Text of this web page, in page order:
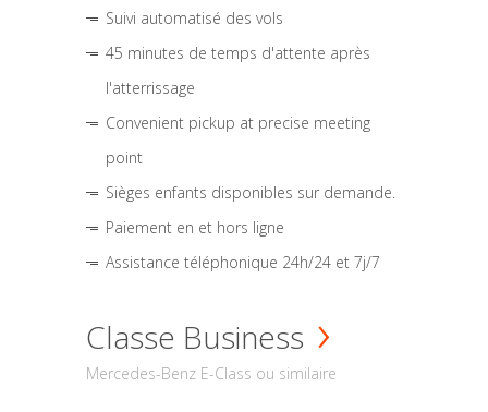
Suivi automatisé des vols
45 minutes de temps d'attente après
l'atterrissage
Convenient pickup at precise meeting
point
Sièges enfants disponibles sur demande.
Paiement en et hors ligne
Assistance téléphonique 24h/24 et 7j/7
Classe Business
Mercedes-Benz E-Class ou similaire